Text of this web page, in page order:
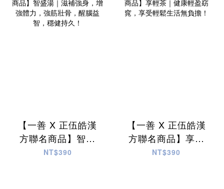
【一善 X 正伍皓漢
方聯名商品】智盛
湯｜滋補強身，增
NT$390
【一善 X 正伍皓漢
方聯名商品】享輕
茶｜健康輕盈窈
NT$390